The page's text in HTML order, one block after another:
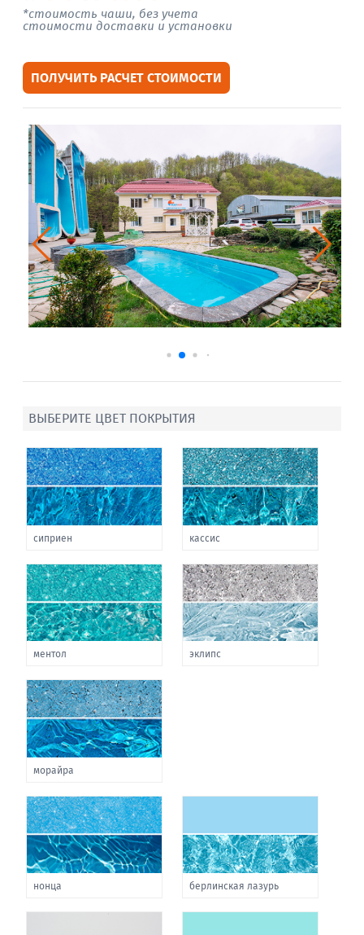
*стоимость чаши, без учета
стоимости доставки и установки
ПОЛУЧИТЬ РАСЧЕТ СТОИМОСТИ
ВЫБЕРИТЕ ЦВЕТ ПОКРЫТИЯ
сиприен кассис
ментол эклипс
морайра
нонца берлинская лазурь